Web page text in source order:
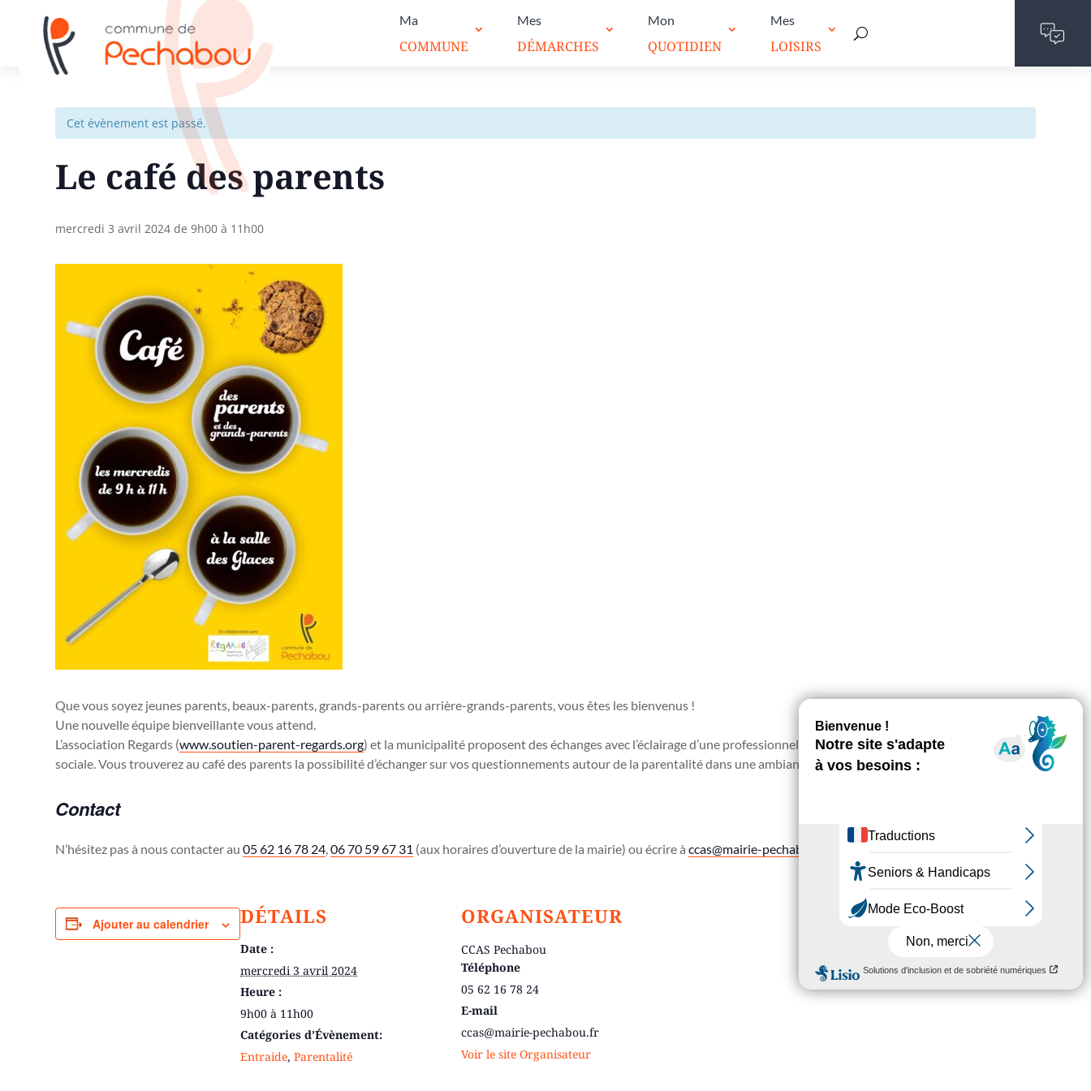
Ma
COMMUNE
Mes
DÉMARCHES
Mon
QUOTIDIEN
Mes
LOISIRS
Cet évènement est passé.
Le café des parents
mercredi 3 avril 2024 de 9h00 à 11h00
Que vous soyez jeunes parents, beaux-parents, grands-parents ou arrière-grands-parents, vous êtes les bienvenus !
Une nouvelle équipe bienveillante vous attend.
L’association Regards (www.soutien-parent-regards.org) et la municipalité proposent des échanges avec l’éclairage d’une professionnelle de la famille accompagnée de l’agente
sociale. Vous trouverez au café des parents la possibilité d’échanger sur vos questionnements autour de la parentalité dans une ambiance conviviale et en toute confidentialité.
Contact
N’hésitez pas à nous contacter au 05 62 16 78 24 06 70 59 67 31 (aux horaires d’ouverture de la mairie) ou écrire à ccas@mairie-pechabou.fr
Ajouter au calendrier DÉTAILS
Date :
mercredi 3 avril 2024
Heure :
9h00 à 11h00
Catégories d’Évènement:
Entraide, Parentalité
ORGANISATEUR
CCAS Pechabou
Téléphone
05 62 16 78 24
E-mail
ccas@mairie-pechabou.fr
Voir le site Organisateur